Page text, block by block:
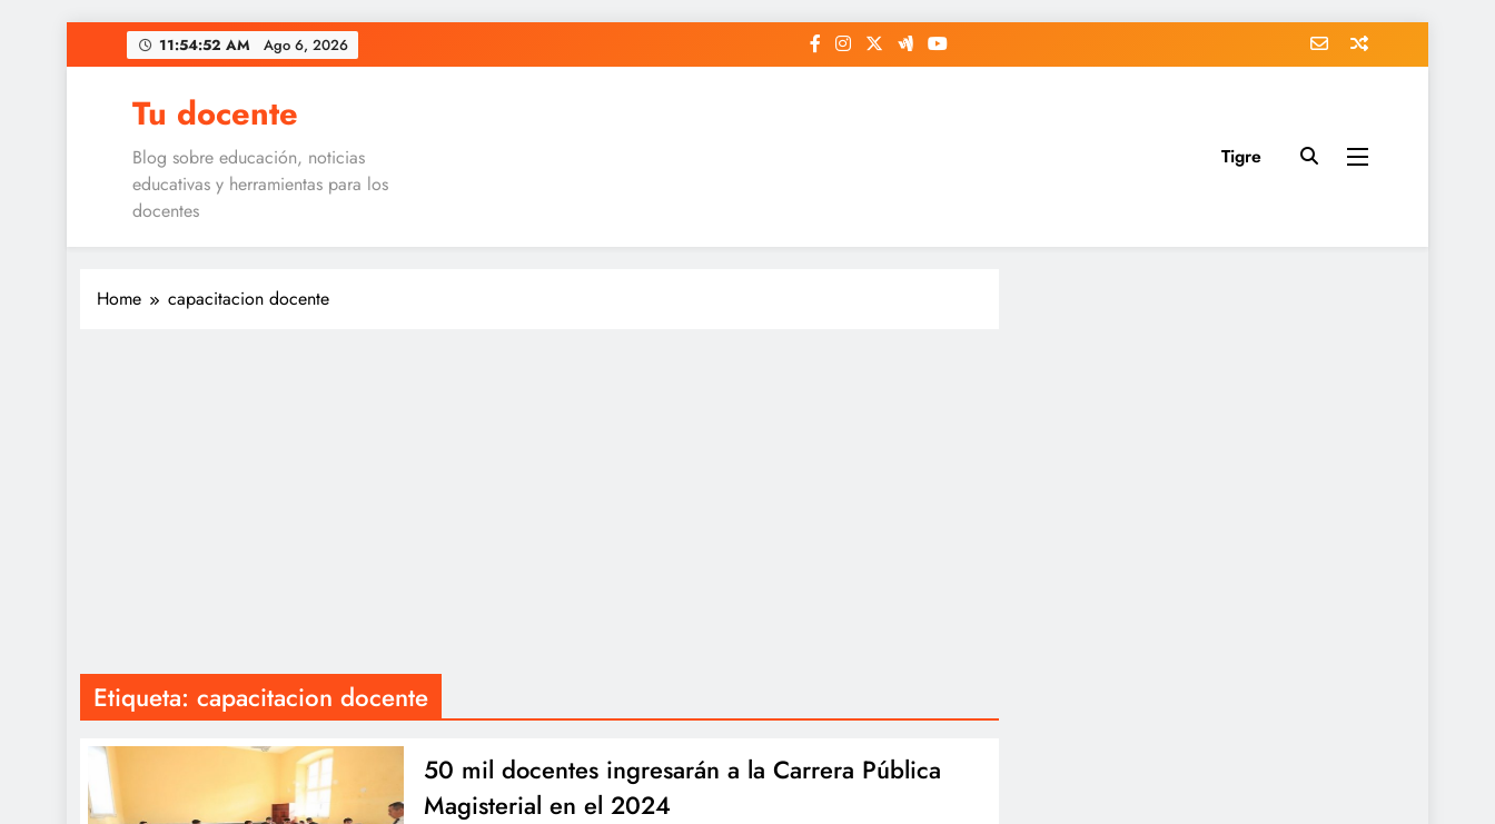
to
11:54:52 AM Ago 6, 2026
Tu docente
Blog sobre educación, noticias
educativas y herramientas para los
docentes
Tigre
Home capacitacion docente
Etiqueta: capacitacion docente
50 mil docentes ingresarán a la Carrera Pública
Magisterial en el 2024